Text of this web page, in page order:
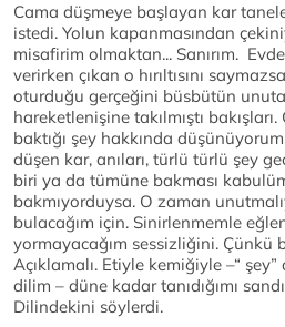
Cama düşmeye başlayan kar
istedi. Yolun kapanmasından
misafirim olmaktan... Sanırım.
verirken çıkan o hırıltısını
oturduğu gerçeğini büsbütün
hareketlenişine takılmıştı
baktığı şey hakkında
düşen kar, anıları, türlü türlü şey
biri ya da tümüne bakması
bakmıyorduysa. O zaman
bulacağım için. Sinirlenmemle
yormayacağım sessizliğini. Çünkü
Açıklamalı. Etiyle kemiğiyle –“
dilim – düne kadar tanıdığımı
Dilindekini söylerdi.